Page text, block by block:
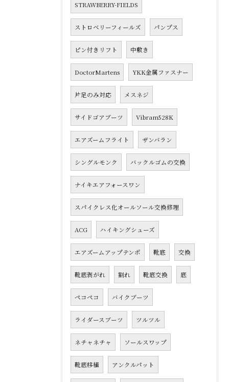
STRAWBERRY-FIELDS
ストロベリーフィールズ パンプス
ピン付きリフト 中敷き
DoctorMartens YKK金属ファスナー
片足のみ対応 メスネジ
サイドゴアブーツ Vibram528K
エアズームフライト ザンバラン
シングルモンク バックルゴムの交換
ナイキエアフォースワン
スパイクレス化オールソール交換修理
ACG ハイキングシューズ
エアズームアップテンポ 靴底 交換
靴底剥がれ 割れ 靴底交換 底
ペコペコ バイクブーツ
ライダースブーツ ツルツル
ネチャネチャ ソールスワップ
靴底移植 アンクルパット